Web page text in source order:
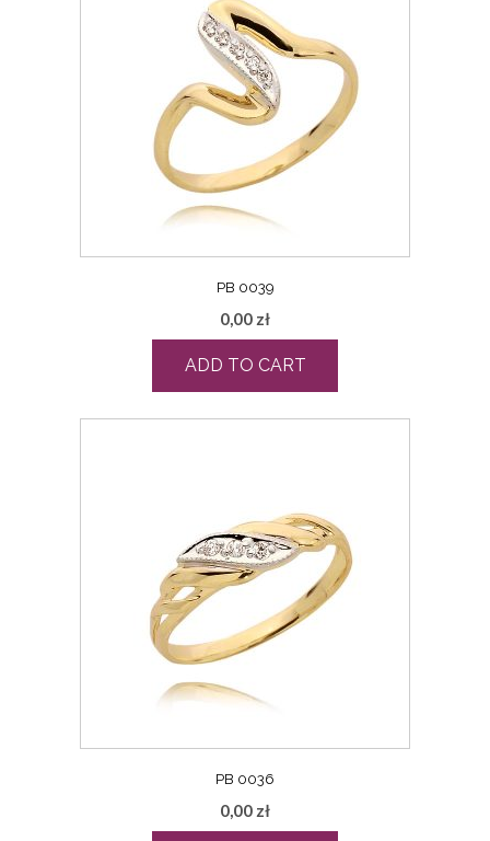
PB 0039
0,00 zł
ADD TO CART
PB 0036
0,00 zł